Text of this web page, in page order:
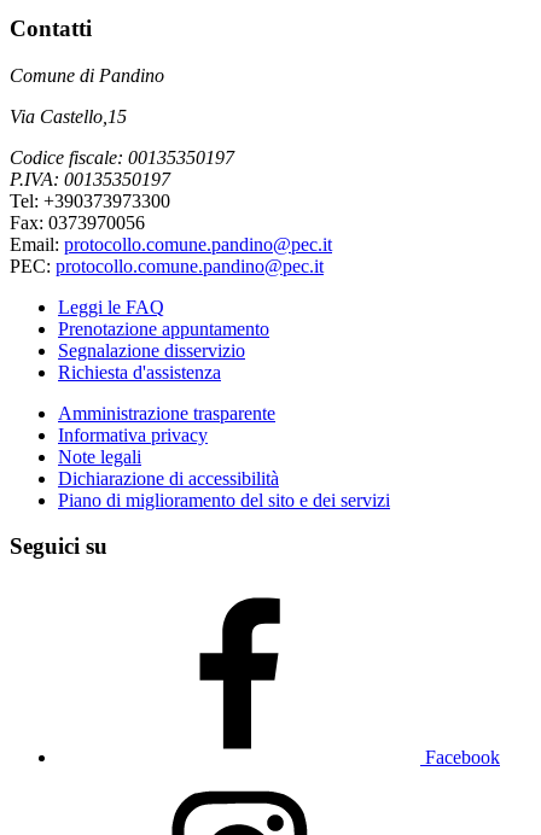
Contatti
Comune di Pandino
Via Castello,15
Codice fiscale: 00135350197
P.IVA: 00135350197
Tel: +390373973300
Fax: 0373970056
Email: protocollo.comune.pandino@pec.it
PEC: protocollo.comune.pandino@pec.it
Leggi le FAQ
Prenotazione appuntamento
Segnalazione disservizio
Richiesta d'assistenza
Amministrazione trasparente
Informativa privacy
Note legali
Dichiarazione di accessibilità
Piano di miglioramento del sito e dei servizi
Seguici su
Facebook